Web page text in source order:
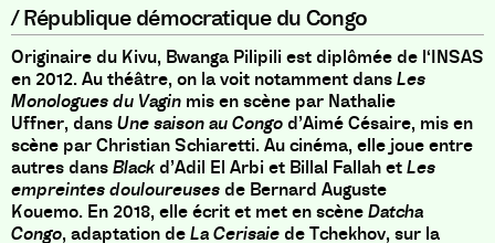
/République démocratique du Congo
Originaire du Kivu, Bwanga Pilipili est diplômée de l‘INSAS
en 2012.Au théâtre,on la voit notamment dansLes
Monologues du Vagin mis en scène par Nathalie
Uffner, dansUne saison au Congo d’Aimé Césaire, mis en
scène par Christian Schiaretti.Au cinéma,elle joue entre
autres dansBlackd’Adil El Arbi et Billal Fallah etLes
empreintes douloureuses de Bernard Auguste
Kouemo. En 2018,elle écrit et met en scèneDatcha
Congo,adaptation deLa Cerisaie de Tchekhov,sur la